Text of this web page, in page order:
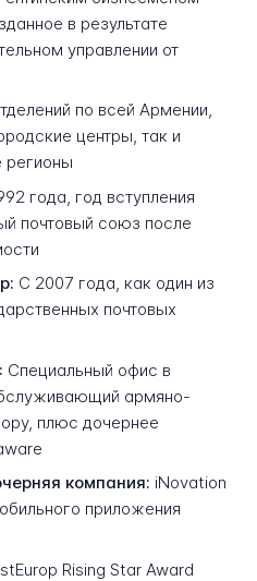
в результате
управлении от
по всей Армении,
центры, так и
регионы
года, год вступления
почтовый союз после
С 2007 года, как один из
почтовых
Специальный офис в
армяно-
плюс дочернее
компания: iNovation
приложения
Rising Star Award